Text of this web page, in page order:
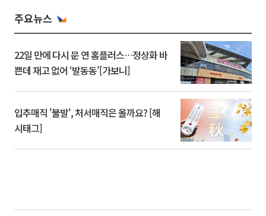
주요뉴스
22일 만에 다시 문 연 홈플러스…정상화 바
쁜데 재고 없어 ‘발동동’[가보니]
입추매직 '불발', 처서매직은 올까요? [해
시태그]